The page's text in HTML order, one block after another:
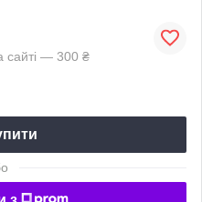
сайті — 300 ₴